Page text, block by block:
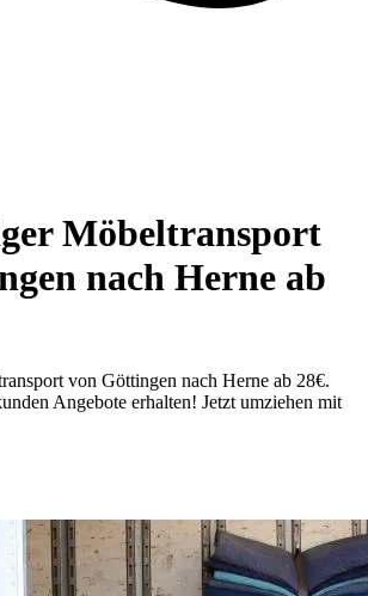
Möbeltransport
nach Herne ab
von Göttingen nach Herne ab 28€.
Angebote erhalten! Jetzt umziehen mit